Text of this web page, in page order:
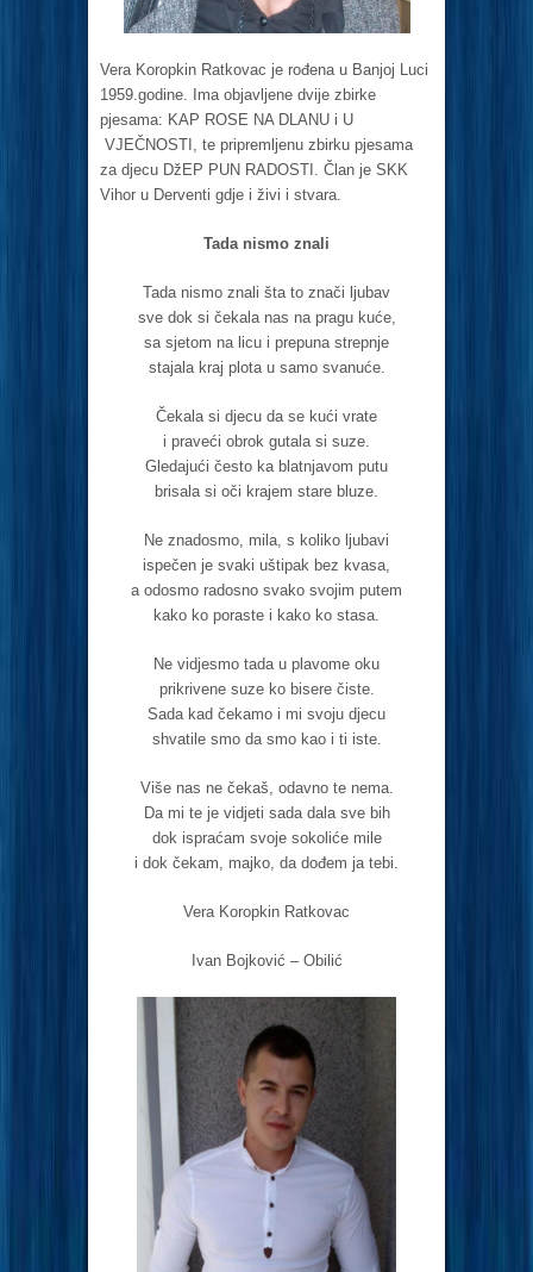
Vera Koropkin Ratkovac je rođena u Banjoj Luci
1959.godine. Ima objavljene dvije zbirke
pjesama: KAP ROSE NA DLANU i U
VJEČNOSTI, te pripremljenu zbirku pjesama
za djecu DžEP PUN RADOSTI. Član je SKK
Vihor u Derventi gdje i živi i stvara.
Tada nismo znali
Tada nismo znali šta to znači ljubav
sve dok si čekala nas na pragu kuće,
sa sjetom na licu i prepuna strepnje
stajala kraj plota u samo svanuće.
Čekala si djecu da se kući vrate
i praveći obrok gutala si suze.
Gledajući često ka blatnjavom putu
brisala si oči krajem stare bluze.
Ne znadosmo, mila, s koliko ljubavi
ispečen je svaki uštipak bez kvasa,
a odosmo radosno svako svojim putem
kako ko poraste i kako ko stasa.
Ne vidjesmo tada u plavome oku
prikrivene suze ko bisere čiste.
Sada kad čekamo i mi svoju djecu
shvatile smo da smo kao i ti iste.
Više nas ne čekaš, odavno te nema.
Da mi te je vidjeti sada dala sve bih
dok ispraćam svoje sokoliće mile
i dok čekam, majko, da dođem ja tebi.
Vera Koropkin Ratkovac
Ivan Bojković – Obilić